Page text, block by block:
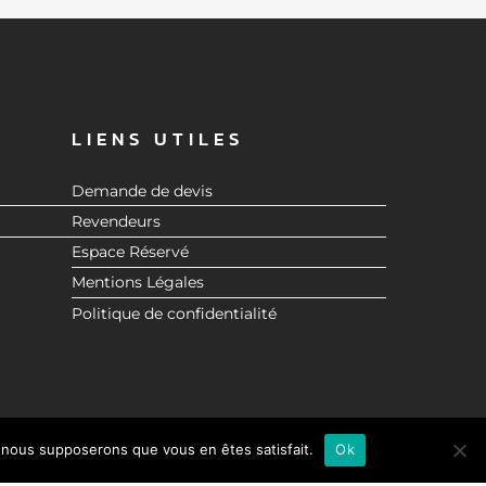
LIENS UTILES
Demande de devis
Revendeurs
Espace Réservé
Mentions Légales
Politique de confidentialité
supposerons que vous en êtes satisfait. Ok